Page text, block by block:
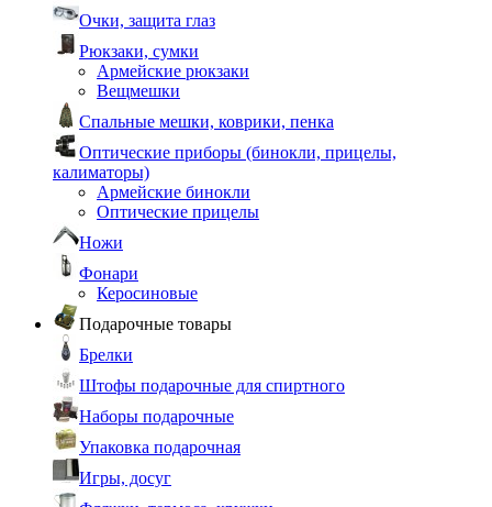
Очки, защита глаз
Рюкзаки, сумки
Армейские рюкзаки
Вещмешки
Спальные мешки, коврики, пенка
Оптические приборы (бинокли, прицелы,
калиматоры)
Армейские бинокли
Оптические прицелы
Ножи
Фонари
Керосиновые
Подарочные товары
Брелки
Штофы подарочные для спиртного
Наборы подарочные
Упаковка подарочная
Игры, досуг